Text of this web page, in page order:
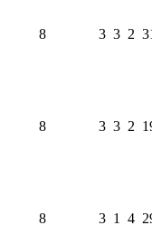
8 3 3 2
8 3 3 2
8 3 1 4